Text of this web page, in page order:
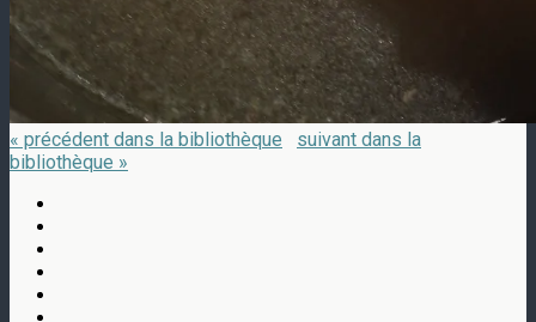
« précédent dans la bibliothèque
suivant dans la
bibliothèque »